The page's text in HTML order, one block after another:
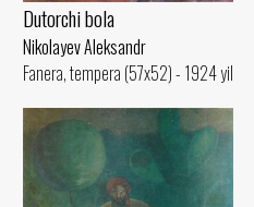
Dutorchi bola
Nikolayev Aleksandr
Fanera, tempera (57x52) - 1924 yil